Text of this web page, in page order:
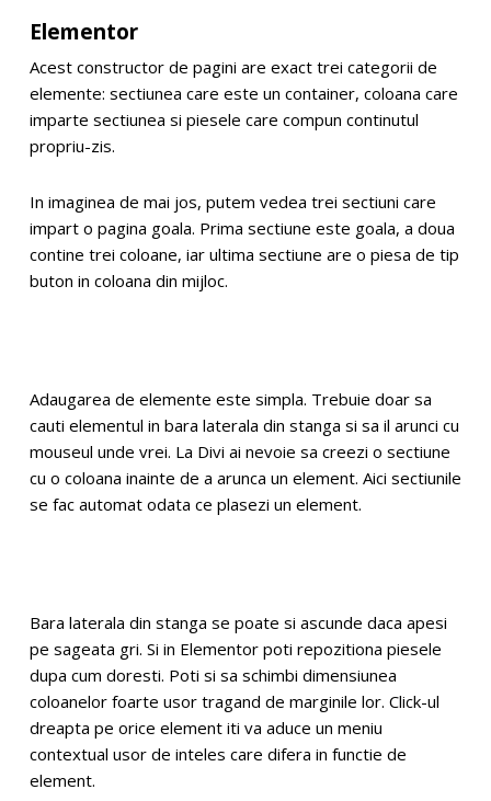
Elementor
Acest constructor de pagini are exact trei categorii de
elemente: sectiunea care este un container, coloana care
imparte sectiunea si piesele care compun continutul
propriu-zis.
In imaginea de mai jos, putem vedea trei sectiuni care
impart o pagina goala. Prima sectiune este goala, a doua
contine trei coloane, iar ultima sectiune are o piesa de tip
buton in coloana din mijloc.
Adaugarea de elemente este simpla. Trebuie doar sa
cauti elementul in bara laterala din stanga si sa il arunci cu
mouseul unde vrei. La Divi ai nevoie sa creezi o sectiune
cu o coloana inainte de a arunca un element. Aici sectiunile
se fac automat odata ce plasezi un element.
Bara laterala din stanga se poate si ascunde daca apesi
pe sageata gri. Si in Elementor poti repozitiona piesele
dupa cum doresti. Poti si sa schimbi dimensiunea
coloanelor foarte usor tragand de marginile lor. Click-ul
dreapta pe orice element iti va aduce un meniu
contextual usor de inteles care difera in functie de
element.